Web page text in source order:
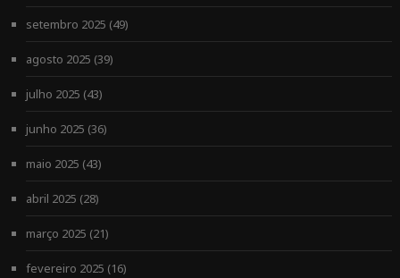
setembro 2025 (49)
agosto 2025 (39)
julho 2025 (43)
junho 2025 (36)
maio 2025 (43)
abril 2025 (28)
março 2025 (21)
fevereiro 2025 (16)